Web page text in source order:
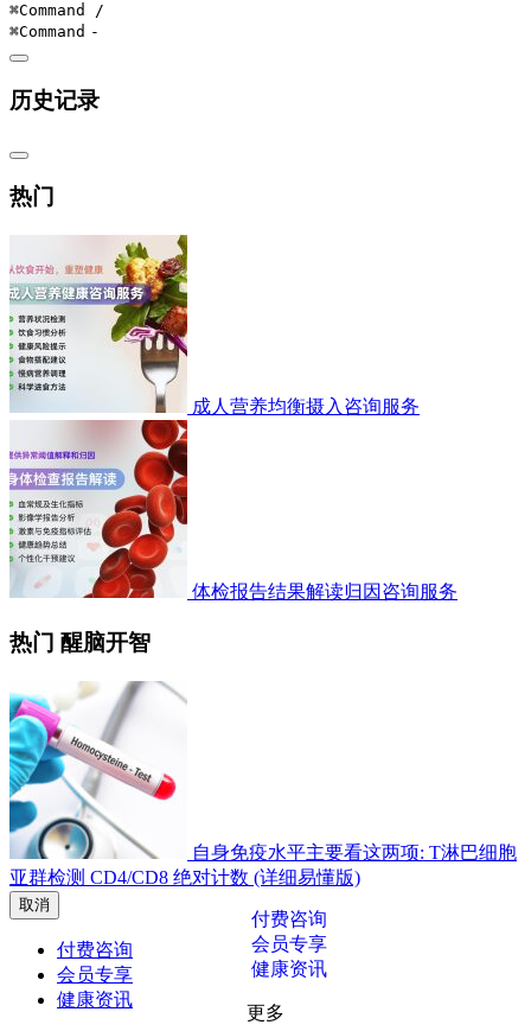
⌘Command /
⌘Command -
历史记录
热门
成人营养均衡摄入咨询服务
体检报告结果解读归因咨询服务
热门 醒脑开智
自身免疫水平主要看这两项: T淋巴细胞
亚群检测 CD4/CD8 绝对计数 (详细易懂版)
取消
付费咨询
付费咨询
会员专享
会员专享
健康资讯
健康资讯
更多